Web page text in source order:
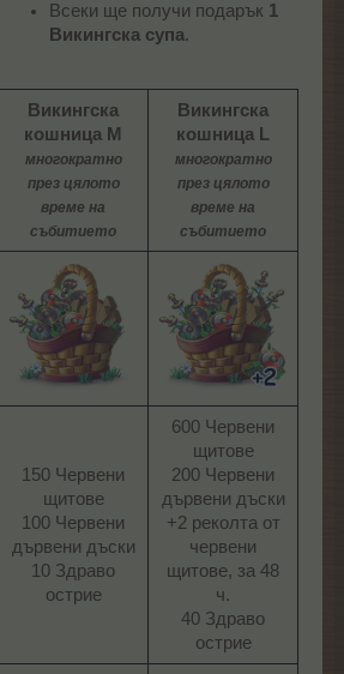
Всеки ще получи подарък 1
Викингска супа.
Викингска
кошница M
многократно
през цялото
време на
събитието
Викингска
кошница L
многократно
през цялото
време на
събитието
150 Червени
щитове
100 Червени
дървени дъски
10 Здраво
острие​
600 Червени
щитове
200 Червени
дървени дъски
+2 реколта от
червени
щитове, за 48
ч.
40 Здраво
острие​